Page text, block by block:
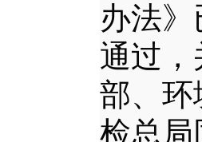
办法
通过
部、环
检总局